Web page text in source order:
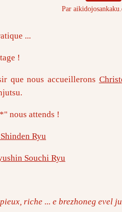
Par
...
!
que nous accueillerons
nous attends !
Ryu
Souchi Ryu
riche ... e brezhoneg evel